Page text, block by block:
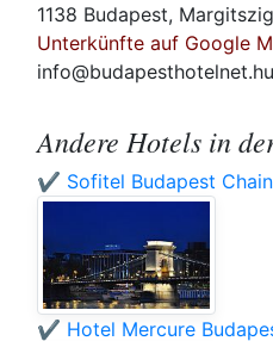
1138 Budapest,
Unterkünfte auf Google
info@budapesthotelnet.hu
Andere Hotels in
✔️ Sofitel Budapest
✔️ Hotel Mercure